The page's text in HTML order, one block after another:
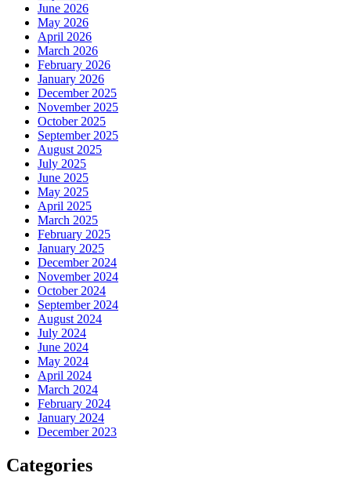
June 2026
May 2026
April 2026
March 2026
February 2026
January 2026
December 2025
November 2025
October 2025
September 2025
August 2025
July 2025
June 2025
May 2025
April 2025
March 2025
February 2025
January 2025
December 2024
November 2024
October 2024
September 2024
August 2024
July 2024
June 2024
May 2024
April 2024
March 2024
February 2024
January 2024
December 2023
Categories